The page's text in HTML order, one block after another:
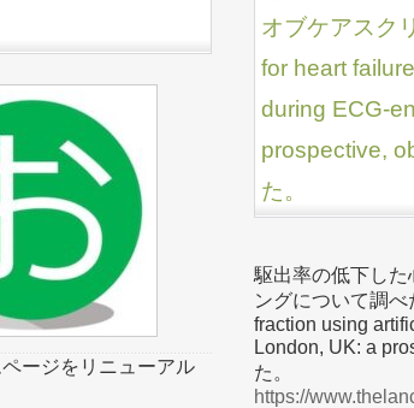
オブケアスク
for heart
during ECG-
prospective,
た。
駆出率の低下し
ングについて調
fraction using
London, UK: a
た。
https://
ージをリニューアル